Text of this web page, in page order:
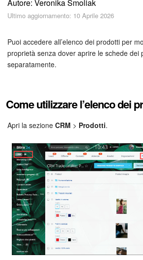
Piani e pagamento
Come iniziare?
Feed
Messenger
Collab
Calendario
Bitrix24 Drive
Webmail
Gruppi di lavoro
Autore: Veronika Smoliak
Ultimo aggiornamento: 10 Aprile 2026
Puoi accedere all’elenco dei prodotti per
proprietà senza dover aprire le schede dei
separatamente.
Come utilizzare l’elenco dei
Apri la sezione CRM > Prodotti.